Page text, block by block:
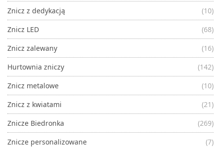
Znicz z dedykacją
(10)
Znicz LED
(68)
Znicz zalewany
(16)
Hurtownia zniczy
(142)
Znicz metalowe
(10)
Znicz z kwiatami
(21)
Znicze Biedronka
(269)
Znicze personalizowane
(7)